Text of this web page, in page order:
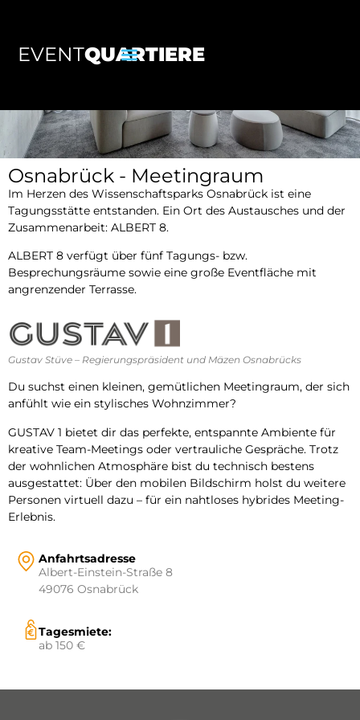
EVENTQUARTIERE
Osnabrück - Meetingraum
Im Herzen des Wissenschaftsparks Osnabrück ist eine
Tagungsstätte entstanden. Ein Ort des Austausches und der
Zusammenarbeit: ALBERT 8.
ALBERT 8 verfügt über fünf Tagungs- bzw.
Besprechungsräume sowie eine große Eventfläche mit
angrenzender Terrasse.
Gustav Stüve – Regierungspräsident und Mäzen Osnabrücks
Du suchst einen kleinen, gemütlichen Meetingraum, der sich
anfühlt wie ein stylisches Wohnzimmer?
GUSTAV 1 bietet dir das perfekte, entspannte Ambiente für
kreative Team-Meetings oder vertrauliche Gespräche. Trotz
der wohnlichen Atmosphäre bist du technisch bestens
ausgestattet: Über den mobilen Bildschirm holst du weitere
Personen virtuell dazu – für ein nahtloses hybrides Meeting-
Erlebnis.
Anfahrtsadresse
Albert-Einstein-Straße 8
49076 Osnabrück
Tagesmiete:
ab 150 €